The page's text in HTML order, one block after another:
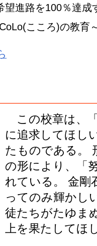
望進路を100％達成
こころ)の教
この校章は、
に追求してほし
たものである。
の形により、「
れている。 金剛
ってのみ輝かし
徒たちがたゆま
上を果たしてほ